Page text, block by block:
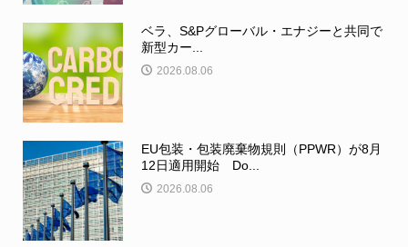
ベラ、S&Pグローバル・エナジーと共同で
新型カー...
2026.08.06
EU包装・包装廃棄物規則（PPWR）が8月
12日適用開始 Do...
2026.08.06